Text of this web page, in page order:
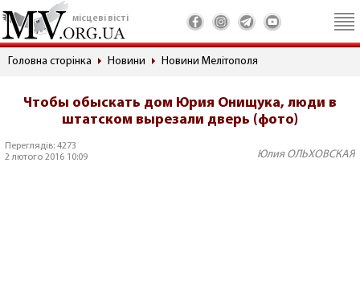
місцеві вісті
Головна сторінка Новини Новини Мелітополя
Чтобы обыскать дом Юрия Онищука, люди в
штатском вырезали дверь (фото)
Переглядів: 4273
2 лютого 2016 10:09
Юлия ОЛЬХОВСКАЯ